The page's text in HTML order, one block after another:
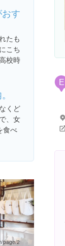
す
たも
こち
校時
くど
、女
食べ
E
page/2